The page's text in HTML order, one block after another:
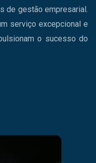
de gestão empresarial.
serviço excepcional e
o sucesso do